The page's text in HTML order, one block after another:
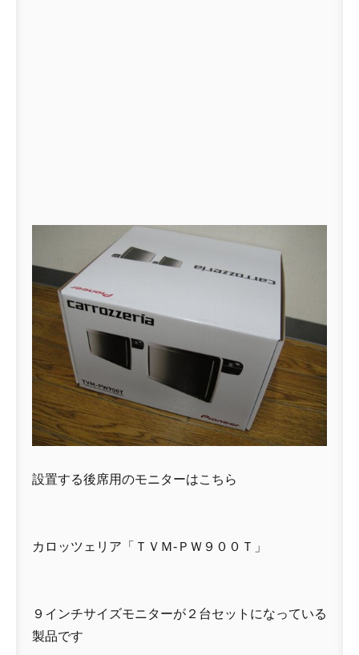
設置する後席用のモニターはこちら
カロッツェリア「ＴＶＭ-ＰＷ９００Ｔ」
９インチサイズモニターが２台セットになっている
製品です